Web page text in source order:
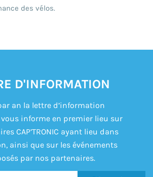
des vélos.
D'INFORMATION
an la lettre d’information
vous informe en premier lieu sur
CAP’TRONIC ayant lieu dans
ainsi que sur les événements
par nos partenaires.